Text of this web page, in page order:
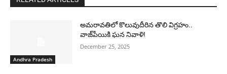
Andhra Pradesh
అమరావతిలో కొలువుదీరిన తొలి విగ్రహం..
వాజ్‌పేయికి ఘన నివాళి!
December 25, 2025